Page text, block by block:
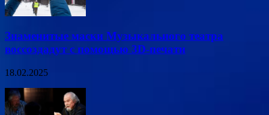
Знаменитые маски Музыкального театра
воссоздадут с помощью 3D-печати
18.02.2025